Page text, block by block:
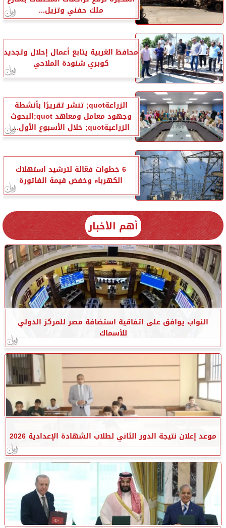
ملك حفني وتزيل...
محافظ الغربية يتابع أعمال إحلال وتجديد
كوبري شنودة الملاحي
الزراعةquot; تنشر تقريرًا بأنشطة
وجهود معامل ومعاهد quot;البحوث
الزراعيةquot; خلال الأسبوع الأول...
6 خطوات فعّالة لترشيد استهلاك
الكهرباء وخفض قيمة الفاتورة
أهم الأخبار
النواب يوافق على اتفاقية استضافة مصر للمركز الدولي
للأسماك
موعد إعلان نتيجة الدور الثاني لطلاب الشهادة الإعدادية 2026